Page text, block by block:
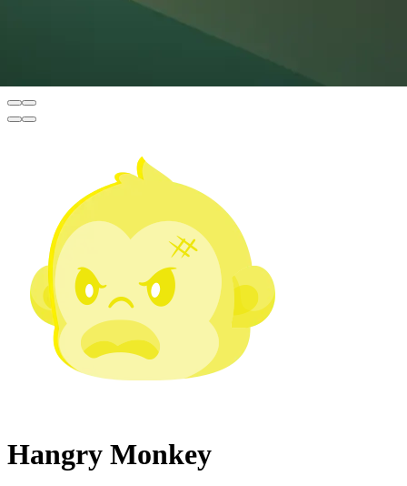
Hangry Monkey